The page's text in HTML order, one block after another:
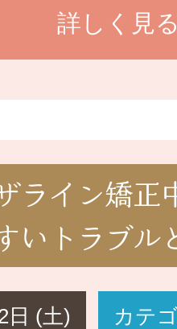
詳しく見
ライン矯正
いトラブル
日 (土) カテ